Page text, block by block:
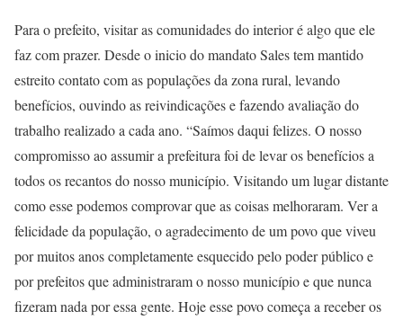
Para o prefeito, visitar as comunidades do interior é algo que ele
faz com prazer. Desde o inicio do mandato Sales tem mantido
estreito contato com as populações da zona rural, levando
benefícios, ouvindo as reivindicações e fazendo avaliação do
trabalho realizado a cada ano. “Saímos daqui felizes. O nosso
compromisso ao assumir a prefeitura foi de levar os benefícios a
todos os recantos do nosso município. Visitando um lugar distante
como esse podemos comprovar que as coisas melhoraram. Ver a
felicidade da população, o agradecimento de um povo que viveu
por muitos anos completamente esquecido pelo poder público e
por prefeitos que administraram o nosso município e que nunca
fizeram nada por essa gente. Hoje esse povo começa a receber os